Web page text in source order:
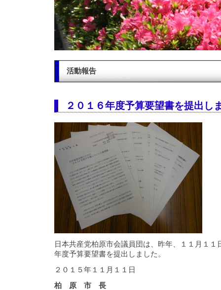
活動報告
２０１６年度予算要望書を提出し
日本共産党柏原市会議員団は、昨年、１１月１１
年度予算要望書を提出しました。
２０１５年１１月１１日
柏 原 市 長